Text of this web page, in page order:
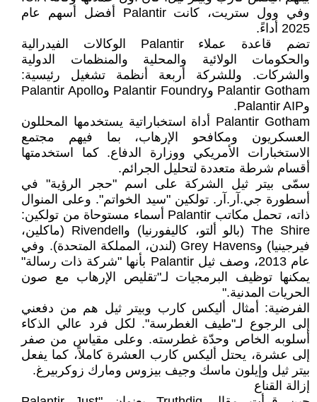
وفي وول ستريت، كانت Palantir أفضل أسهم عام
2025 أداءً.
تضم قاعدة عملاء Palantir الوكالات الفيدرالية
والحكومات الولائية والمحلية والمنظمات الدولية
والشركات. وللشركة أربعة أنظمة تشغيل رئيسية:
Palantir Gotham وPalantir Foundry وPalantir Apollo
وPalantir AIP.
Palantir Gotham أداة استخباراتية يستخدمها المحللون
العسكريون ومكافحو الإرهاب، بما فيهم مجتمع
الاستخبارات الأمريكي ووزارة الدفاع. كما استخدمتها
أقسام شرطة متعددة لتحليل الجرائم.
سمّى بيتر ثيل الشركة على اسم "حجر الرؤية" في
أسطورة جي.آر.آر. تولكين "سيد الخواتم". وعلى المنوال
ذاته، تحمل مكاتب Palantir أسماء مستوحاة من تولكين:
The Shire (بالو ألتو، كاليفورنيا) وRivendell (ماكلين،
فيرجينيا) وGrey Havens (لندن، المملكة المتحدة). وفي
عام 2013، وصف ثيل Palantir بأنها "شركة ذات رسالة"
يمكنها توظيف البرمجيات لـ"تقليص الإرهاب مع صون
الحريات المدنية."
الفرضية: أمثال أليكس كارب وبيتر ثيل هم من دفعني
إلى الرجوع لـ"طيف الغطرسة". لكل فرد عالي الذكاء
أسلوبه الخاص وحدّة غطرسته. وعلى مقياس من صفر
إلى عشرة، يحتل أليكس كارب العشرة كاملاً، كما يفعل
بيتر ثيل وإيلون ماسك وجيف بيزوس ومارك زوكربيرغ.
إزالة القناع